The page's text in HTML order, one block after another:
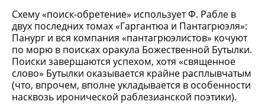
Схему «поиск-обретение» использует Ф. Рабле в
двух последних томах «Гаргантюа и Пантагрюэля»:
Панург и вся компания «пантагрюэлистов» кочуют
по морю в поисках оракула Божественной Бутылки.
Поиски завершаются успехом, хотя «священное
слово» Бутылки оказывается крайне расплывчатым
(что, впрочем, вполне укладывается в особенности
насквозь иронической раблезианской поэтики).